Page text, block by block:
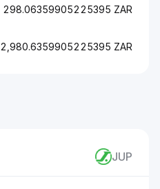
298.06359905225395 ZAR
2,980.6359905225395 ZAR
JUP